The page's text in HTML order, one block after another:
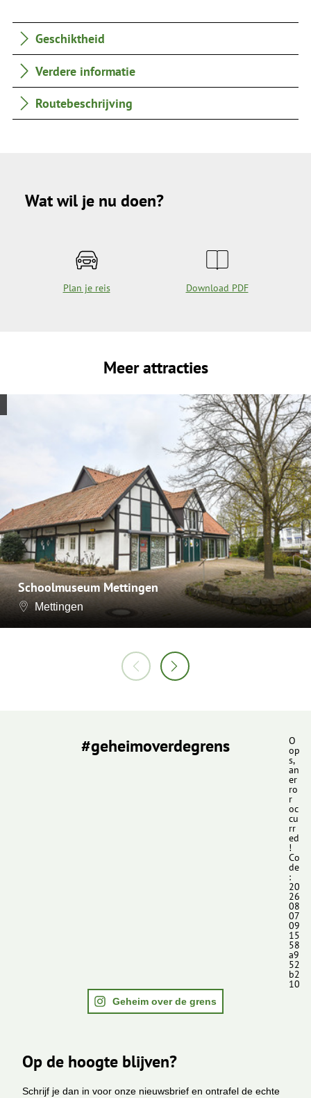
Geschiktheid
Verdere informatie
Routebeschrijving
Wat wil je nu doen?
Plan je reis Download PDF
Meer attracties
Schoolmuseum Mettingen
Mettingen
#geheimoverdegrens O
op
s,
an
er
ro
r
oc
cu
rr
ed
!
Co
de
:
20
26
08
07
09
15
58
a9
52
b2
10
Geheim over de grens
Op de hoogte blijven?
Schrijf je dan in voor onze nieuwsbrief en ontrafel de echte